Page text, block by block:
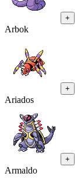
+
Arbok
+
Ariados
+
Armaldo